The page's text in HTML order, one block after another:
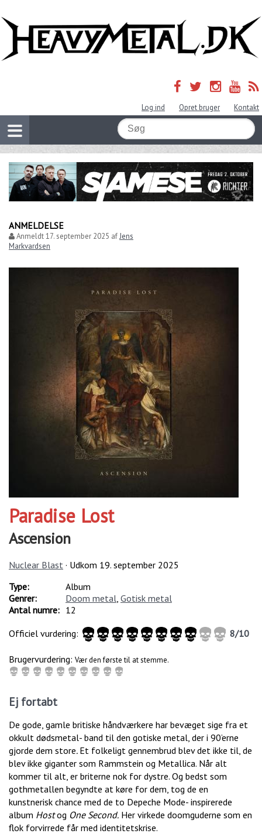
Log ind Opret bruger Kontakt
ANMELDELSE
Anmeldt17. september 2025 afJens
Markvardsen
Paradise Lost
Ascension
Nuclear Blast · Udkom 19. september 2025
Type:
Album
Genrer:
Doom metal Gotisk metal
Antal numre: 12
Officiel vurdering:
8/10
Brugervurdering: Vær den første til at stemme.
Ej fortabt
De gode, gamle britiske håndværkere har bevæget sige fra et
okkult dødsmetal- band til den gotiske metal, der i 90’erne
gjorde dem store. Et folkeligt gennembrud blev det ikke til, de
blev ikke giganter som Rammstein og Metallica. Når alt
kommer til alt, er briterne nok for dystre. Og bedst som
gothmetallen begyndte at køre for dem, tog de en
kunstnerisk chance med de to Depeche Mode- inspirerede
album Hostog One Second. Her virkede doomguderne som en
flok forvirrede får med identitetskrise.